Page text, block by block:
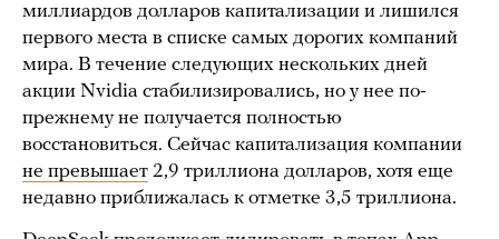
миллиардов долларов капитализации и лишился
первого места в списке самых дорогих компаний
мира. В течение следующих нескольких дней
акции Nvidia стабилизировались, но у нее по-
прежнему не получается полностью
восстановиться. Сейчас капитализация компании
не превышает 2,9 триллиона долларов, хотя еще
недавно приближалась к отметке 3,5 триллиона.